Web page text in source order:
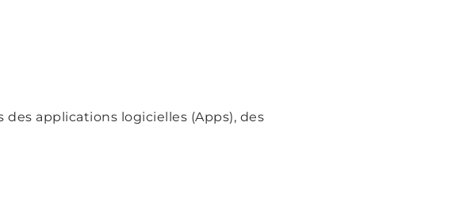
applications logicielles (Apps), des